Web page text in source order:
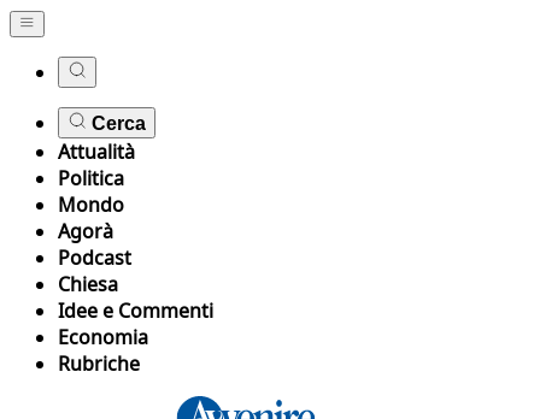
Cerca
Attualità
Politica
Mondo
Agorà
Podcast
Chiesa
Idee e Commenti
Economia
Rubriche